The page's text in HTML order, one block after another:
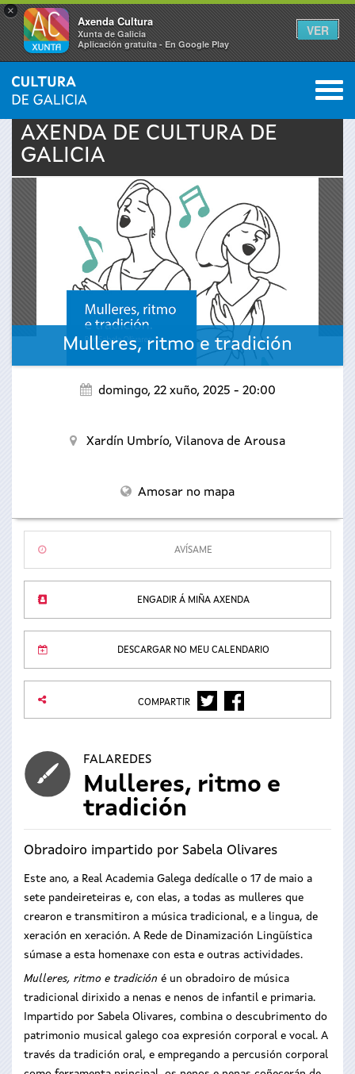
×
Axenda Cultura
Xunta de Galicia
Aplicación gratuíta - En Google Play
VER
Vostede
está
INICIO › ACTUALIDADE 0
AXENDA DE CULTURA DE
GALICIA
Mulleres, ritmo e tradición
domingo, 22 xuño, 2025 - 20:00
Xardín Umbrío, Vilanova de Arousa
Amosar no mapa
AVÍSAME
ENGADIR Á MIÑA AXENDA
DESCARGAR NO MEU CALENDARIO
COMPARTIR TWITTERFACEBOOK
FALAREDES
Mulleres, ritmo e
tradición
Obradoiro impartido por Sabela Olivares
Este ano, a Real Academia Galega dedícalle o 17 de maio a
sete pandeireteiras e, con elas, a todas as mulleres que
crearon e transmitiron a música tradicional, e a lingua, de
xeración en xeración. A Rede de Dinamización Lingüística
súmase a esta homenaxe con esta e outras actividades.
Mulleres, ritmo e tradición é un obradoiro de música
tradicional dirixido a nenas e nenos de infantil e primaria.
Impartido por Sabela Olivares, combina o descubrimento do
patrimonio musical galego coa expresión corporal e vocal. A
través da tradición oral, e empregando a percusión corporal